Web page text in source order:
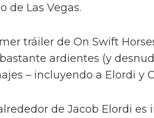
de Las Vegas.
tráiler de On Swift
ardientes (y
– incluyendo a Elordi y
de Jacob Elordi